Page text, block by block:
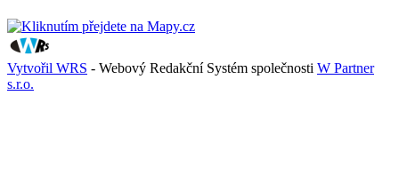
Vytvořil WRS - Webový Redakční Systém společnosti W Partner
s.r.o.